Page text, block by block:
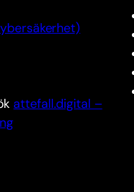
attefall.digital –